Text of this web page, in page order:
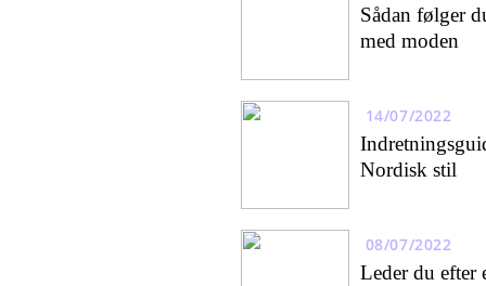
Sådan følger
med moden
14/07/2022
Nordisk stil
08/07/2022
Leder du efter